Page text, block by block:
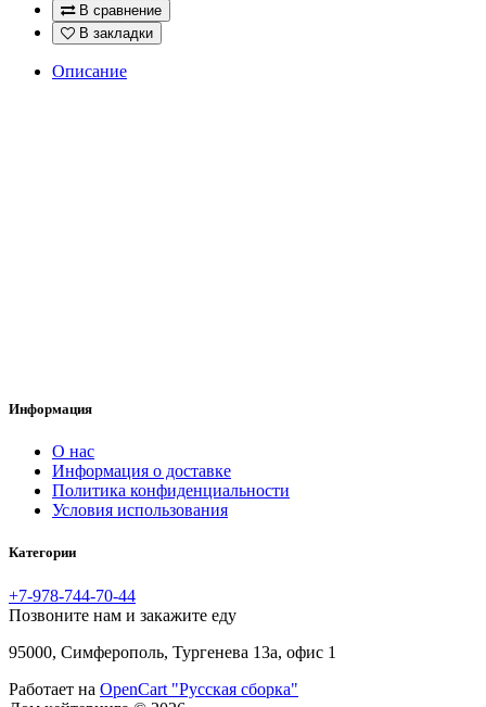
В сравнение
В закладки
Описание
Информация
O нас
Информация о доставке
Политика конфиденциальности
Условия использования
Категории
+7-978-744-70-44
Позвоните нам и закажите еду
95000, Симферополь, Тургенева 13а, офис 1
Работает на OpenCart "Русская сборка"